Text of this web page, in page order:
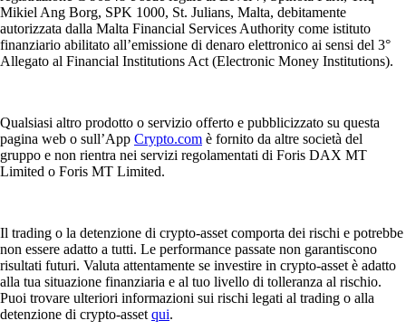
Mikiel Ang Borg, SPK 1000, St. Julians, Malta, debitamente
autorizzata dalla Malta Financial Services Authority come istituto
finanziario abilitato all’emissione di denaro elettronico ai sensi del 3°
Allegato al Financial Institutions Act (Electronic Money Institutions).
Qualsiasi altro prodotto o servizio offerto e pubblicizzato su questa
pagina web o sull’App Crypto.com è fornito da altre società del
gruppo e non rientra nei servizi regolamentati di Foris DAX MT
Limited o Foris MT Limited.
Il trading o la detenzione di crypto-asset comporta dei rischi e potrebbe
non essere adatto a tutti. Le performance passate non garantiscono
risultati futuri. Valuta attentamente se investire in crypto-asset è adatto
alla tua situazione finanziaria e al tuo livello di tolleranza al rischio.
Puoi trovare ulteriori informazioni sui rischi legati al trading o alla
detenzione di crypto-asset qui.